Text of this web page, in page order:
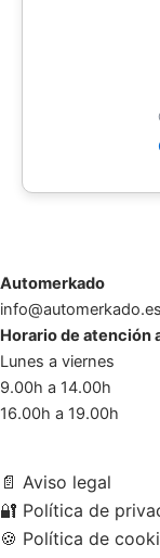
Automerkado
info@automerkado.es
Horario de atención
Lunes a viernes
9.00h a 14.00h
16.00h a 19.00h
📄 Aviso legal
🔐 Política de
🍪 Política de